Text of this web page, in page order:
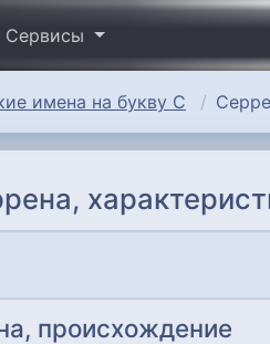
Сервисы
имена на букву С
происхождение